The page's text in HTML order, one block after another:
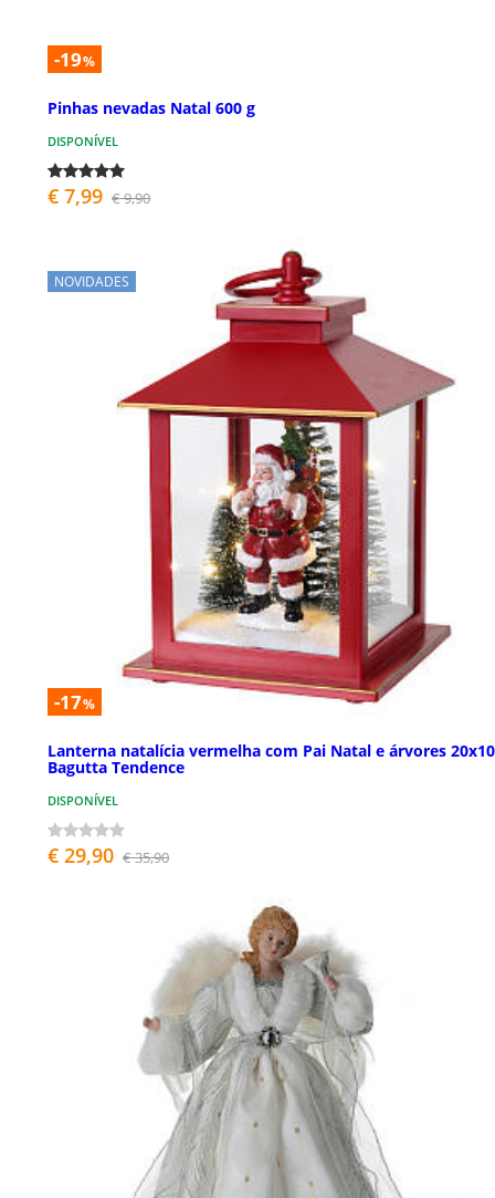
-19%
Pinhas nevadas Natal 600 g
DISPONÍVEL
€ 7,99 € 9,90
NOVIDADES
-17%
Lanterna natalícia vermelha com Pai Natal e árvores
Bagutta Tendence
DISPONÍVEL
€ 29,90 € 35,90